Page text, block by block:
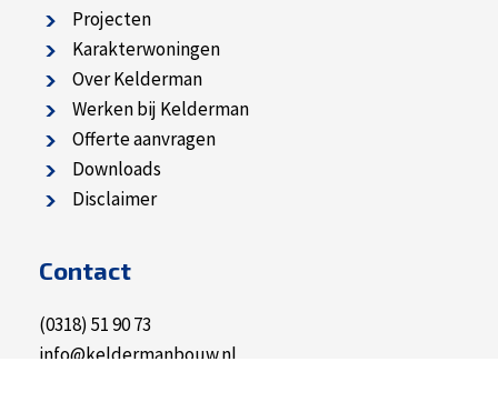
Projecten
Karakterwoningen
Over Kelderman
Werken bij Kelderman
Offerte aanvragen
Downloads
Disclaimer
Contact
(0318) 51 90 73
info@keldermanbouw.nl